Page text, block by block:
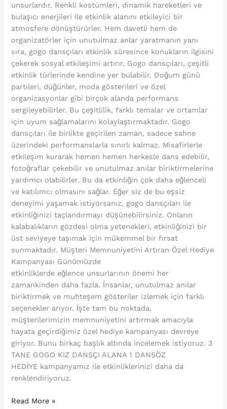
unsurlardır. Renkli kostümleri, dinamik hareketleri ve
bulaşıcı enerjileri ile etkinlik alanını etkileyici bir
atmosfere dönüştürürler. Hem davetli hem de
organizatörler için unutulmaz anlar yaratmanın yanı
sıra, gogo dansçıları etkinlik süresince konukların ilgisini
çekerek sosyal etkileşimi artırır. Gogo dansçıları, çeşitli
etkinlik türlerinde kendine yer bulabilir. Doğum günü
partileri, düğünler, moda gösterileri ve özel
organizasyonlar gibi birçok alanda performans
sergileyebilirler. Bu çeşitlilik, farklı temalar ve ortamlar
için uyum sağlamalarını kolaylaştırmaktadır. Gogo
dansçıları ile birlikte geçirilen zaman, sadece sahne
üzerindeki performanslarla sınırlı kalmaz. Misafirlerle
etkileşim kurarak hemen hemen herkesle dans edebilir,
fotoğraflar çekebilir ve unutulmaz anılar biriktirmelerine
yardımcı olabilirler. Bu da etkinliğin çok daha eğlenceli
ve katılımcı olmasını sağlar. Eğer siz de bu eşsiz
deneyimi yaşamak istiyorsanız, gogo dansçıları ile
etkinliğinizi taçlandırmayı düşünebilirsiniz. Onların
kalabalıkların gözdesi olma yetenekleri, etkinliğinizi bir
üst seviyeye taşımak için mükemmel bir fırsat
sunmaktadır. Müşteri Memnuniyetini Artıran Özel Hediye
Kampanyası Günümüzde
etkinliklerde eğlence unsurlarının önemi her
zamankinden daha fazla. İnsanlar, unutulmaz anılar
biriktirmek ve muhteşem gösteriler izlemek için farklı
seçenekler arıyor. İşte tam bu noktada,
müşterilerimizin memnuniyetini artırmak amacıyla
hayata geçirdiğimiz özel hediye kampanyası devreye
giriyor. Bunu birkaç başlık altında incelemek istiyoruz. 3
TANE GOGO KIZ DANSÇI ALANA 1 DANSÖZ
HEDİYE kampanyamız ile etkinliklerinizi daha da
renklendiriyoruz.
Read More »